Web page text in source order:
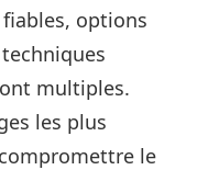
options
multiples.
les plus
le